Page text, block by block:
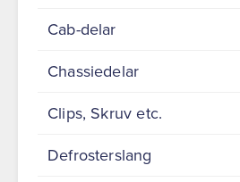
Cab-delar
Chassiedelar
Clips, Skruv etc.
Defrosterslang